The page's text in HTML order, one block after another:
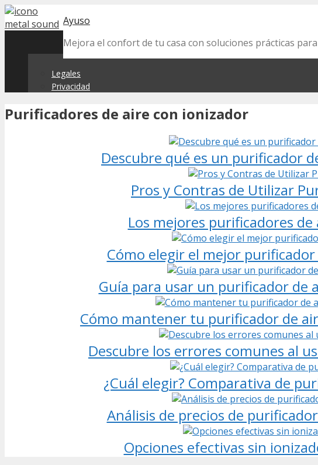
Skip
to
Ayuso
Mejora el confort de tu casa con soluciones prácticas
Legales
Privacidad
Purificadores de aire con ionizador
Descubre qué es un purificador
Pros y Contras de Utilizar
Los mejores purificadores
Cómo elegir el mejor
Guía para usar un purificador de
Cómo mantener tu purificador de
Descubre los errores comunes al
¿Cuál elegir? Comparativa de
Análisis de precios de
Opciones efectivas sin